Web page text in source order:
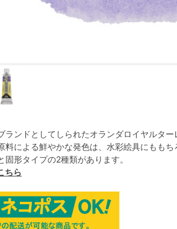
ランドとしてしられたオランダロイヤルター
料による鮮やかな発色は、水彩絵具にももち
固形タイプの2種類があります。
ちら